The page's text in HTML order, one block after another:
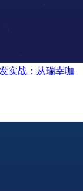
实战：从瑞幸咖